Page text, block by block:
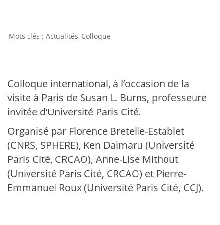
Actualités, Colloque
Colloque international, à l’occasion de la
visite à Paris de Susan L. Burns, professeure
invitée d’Université Paris Cité.
Organisé par Florence Bretelle-Establet
(CNRS, SPHERE), Ken Daimaru (Université
Paris Cité, CRCAO), Anne-Lise Mithout
(Université Paris Cité, CRCAO) et Pierre-
Emmanuel Roux (Université Paris Cité, CCJ).